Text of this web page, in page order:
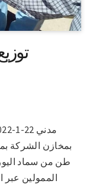
الممولين عبر